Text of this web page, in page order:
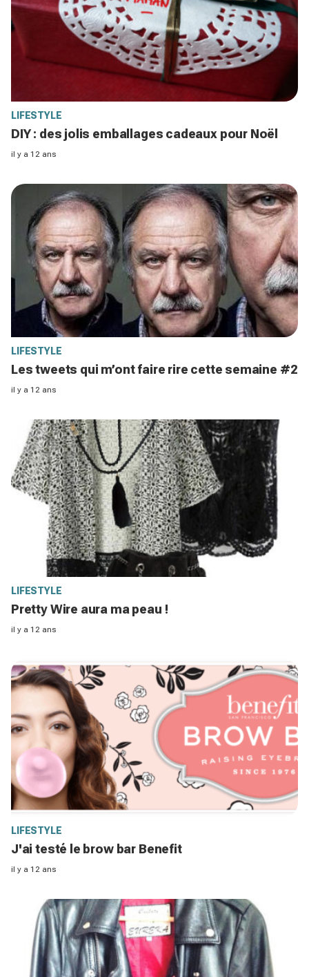
LIFESTYLE
DIY : des jolis emballages cadeaux pour Noël
il y a 12 ans
LIFESTYLE
Les tweets qui m’ont faire rire cette semaine #2
il y a 12 ans
LIFESTYLE
Pretty Wire aura ma peau !
il y a 12 ans
LIFESTYLE
J'ai testé le brow bar Benefit
il y a 12 ans